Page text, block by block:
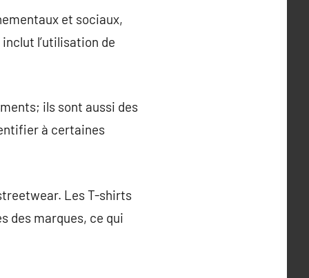
et sociaux,
l’utilisation de
ils sont aussi des
à certaines
Les T-shirts
des marques, ce qui